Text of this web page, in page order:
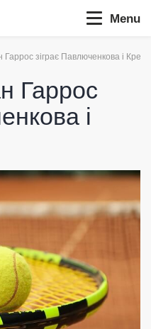
Menu
Гаррос зіграє Павлюченкова і
Гаррос
і